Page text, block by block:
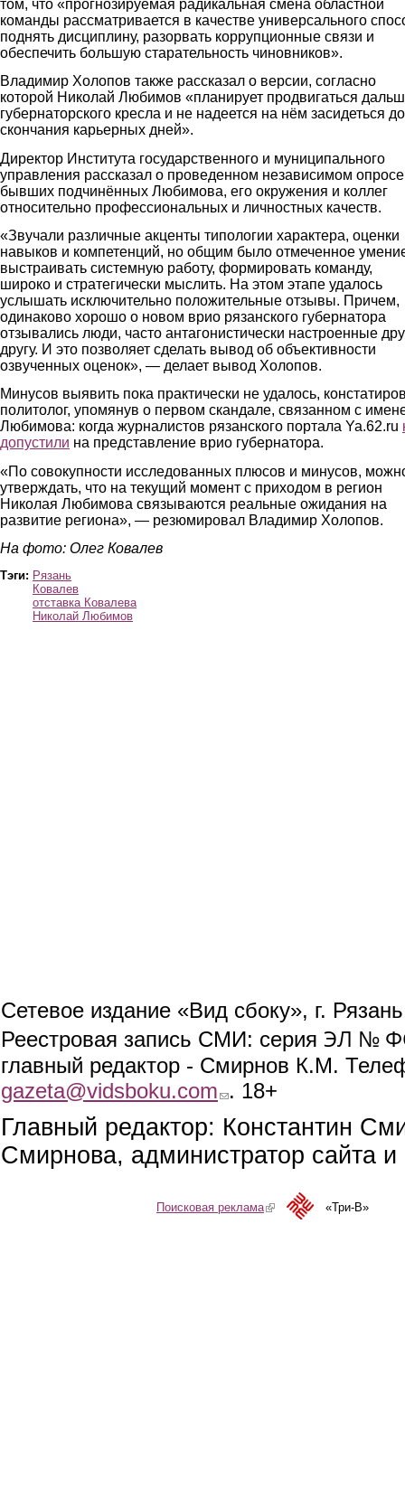
том, что «прогнозируемая радикальная смена областной
команды рассматривается в качестве универсального
поднять дисциплину, разорвать коррупционные связи и
обеспечить большую старательность чиновников».
Владимир Холопов также рассказал о версии, согласно
которой Николай Любимов «планирует продвигаться
губернаторского кресла и не надеется на нём засидеться до
скончания карьерных дней».
Директор Института государственного и муниципального
управления рассказал о проведенном независимом опросе
бывших подчинённых Любимова, его окружения и коллег
относительно профессиональных и личностных качеств.
«Звучали различные акценты типологии характера, оценки
навыков и компетенций, но общим было отмеченное
выстраивать системную работу, формировать команду,
широко и стратегически мыслить. На этом этапе удалось
услышать исключительно положительные отзывы. Причем,
одинаково хорошо о новом врио рязанского губернатора
отзывались люди, часто антагонистически настроенные
другу. И это позволяет сделать вывод об объективности
озвученных оценок», — делает вывод Холопов.
Минусов выявить пока практически не удалось,
политолог, упомянув о первом скандале, связанном с
Любимова: когда журналистов рязанского портала Ya.62.ru
допустили на представление врио губернатора.
«По совокупности исследованных плюсов и минусов,
утверждать, что на текущий момент с приходом в регион
Николая Любимова связываются реальные ожидания на
развитие региона», — резюмировал Владимир Холопов.
На фото: Олег Ковалев
Тэги: Рязань
Ковалев
отставка Ковалева
Николай Любимов
Сетевое издание «Вид сбоку», г.
Реестровая запись СМИ: серия ЭЛ №
главный редактор - Смирнов К.М.
gazeta@vidsboku.com (link sends e-mail)
. 18+
Главный редактор: Константин
Смирнова, администратор сайта
Поисковая реклама(link is external)«Три-В»